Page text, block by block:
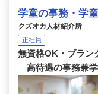
学童の事務・学
クズオカ人材紹介所
正社員
無資格OK・ブラン
高待遇の事務兼